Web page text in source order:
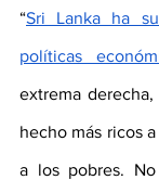
“Sri Lanka ha
políticas
extrema
hecho más ricos
a los pobres.